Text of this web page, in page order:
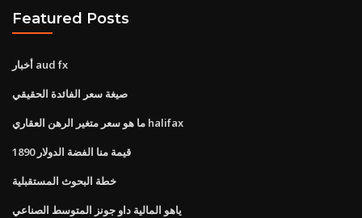
Featured Posts
أخبار aud fx
صيغة سعر الفائدة الحقيقي
ما هو سعر متغير الرهن العقاري halifax
قيمة منا الفضة الدولار 1890
خطة البحوث المستقبلية
ياهو المالية داو جونز المتوسط ​​الصناعي